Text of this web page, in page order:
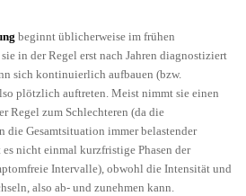
beginnt üblicherweise im frühen
in der Regel erst nach Jahren diagnostiziert
sich kontinuierlich aufbauen (bzw.
plötzlich auftreten. Meist nimmt sie einen
Regel zum Schlechteren (da die
die Gesamtsituation immer belastender
nicht einmal kurzfristige Phasen der
Intervalle), obwohl die Intensität und
also ab- und zunehmen kann.